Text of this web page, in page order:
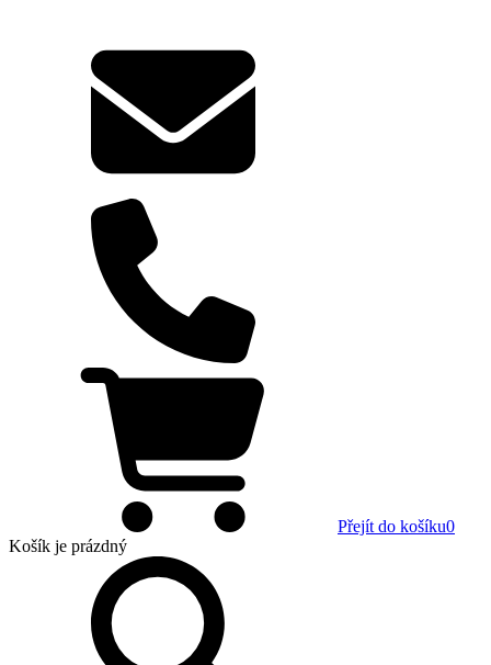
Přejít do košíku0
Košík je prázdný